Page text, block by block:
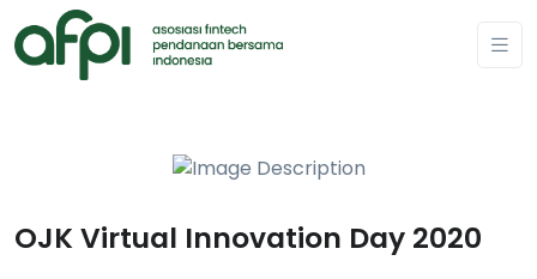
OJK Virtual Innovation Day 2020